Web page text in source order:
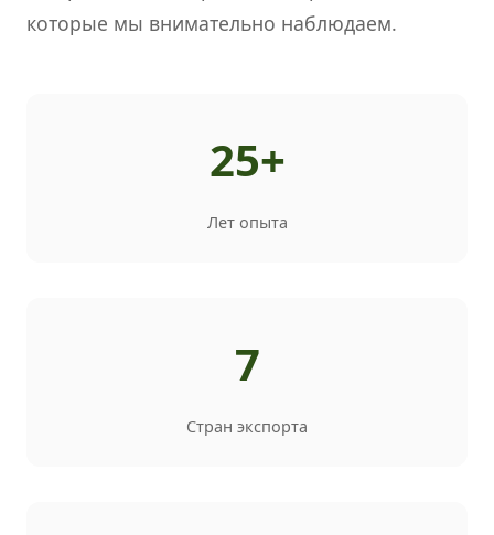
которые мы внимательно наблюдаем.
25+
Лет опыта
7
Стран экспорта